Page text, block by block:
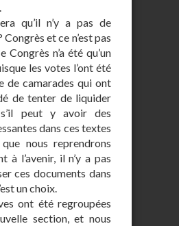
qu’il n’y a pas de
et ce n’est pas
Congrès n’a été qu’un
les votes l’ont été
de camarades qui ont
de tenter de liquider
peut y avoir des
dans ces textes
nous reprendrons
à l’avenir, il n’y a pas
ces documents dans
un choix.
ont été regroupées
section, et nous